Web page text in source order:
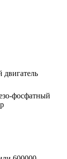
фосфатный